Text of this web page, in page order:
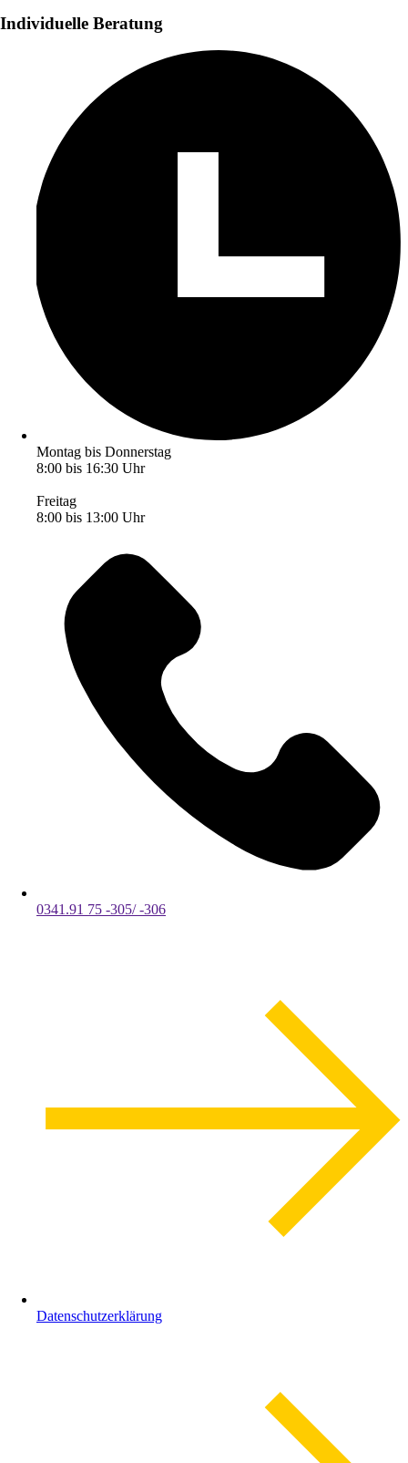
Individuelle Beratung
Montag bis Donnerstag
8:00 bis 16:30 Uhr
Freitag
8:00 bis 13:00 Uhr
0341.91 75 -305/ -306
Datenschutzerklärung